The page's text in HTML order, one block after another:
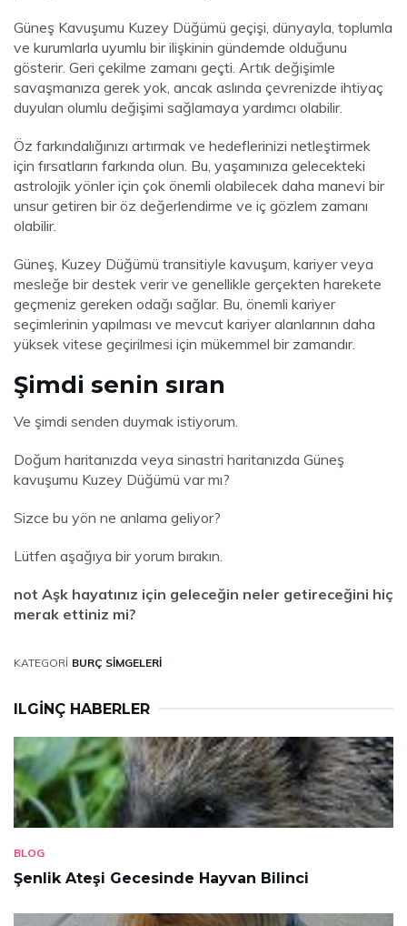
Güneş Kavuşumu Kuzey Düğümü geçişi, dünyayla, toplumla
ve kurumlarla uyumlu bir ilişkinin gündemde olduğunu
gösterir. Geri çekilme zamanı geçti. Artık değişimle
savaşmanıza gerek yok, ancak aslında çevrenizde ihtiyaç
duyulan olumlu değişimi sağlamaya yardımcı olabilir.
Öz farkındalığınızı artırmak ve hedeflerinizi netleştirmek
için fırsatların farkında olun. Bu, yaşamınıza gelecekteki
astrolojik yönler için çok önemli olabilecek daha manevi bir
unsur getiren bir öz değerlendirme ve iç gözlem zamanı
olabilir.
Güneş, Kuzey Düğümü transitiyle kavuşum, kariyer veya
mesleğe bir destek verir ve genellikle gerçekten harekete
geçmeniz gereken odağı sağlar. Bu, önemli kariyer
seçimlerinin yapılması ve mevcut kariyer alanlarının daha
yüksek vitese geçirilmesi için mükemmel bir zamandır.
Şimdi senin sıran
Ve şimdi senden duymak istiyorum.
Doğum haritanızda veya sinastri haritanızda Güneş
kavuşumu Kuzey Düğümü var mı?
Sizce bu yön ne anlama geliyor?
Lütfen aşağıya bir yorum bırakın.
not Aşk hayatınız için geleceğin neler getireceğini hiç
merak ettiniz mi?
KATEGORI BURÇ SIMGELERI
ILGINÇ HABERLER
BLOG
Şenlik Ateşi Gecesinde Hayvan Bilinci